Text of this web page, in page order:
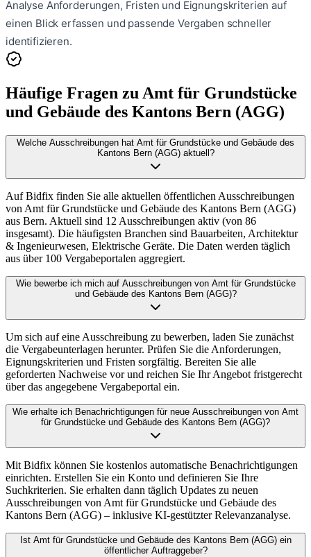
Analyse Anforderungen, Fristen und Eignungskriterien auf
einen Blick erfassen und passende Vergaben schneller
identifizieren.
Häufige Fragen zuAmt für Grundstücke
und Gebäude des Kantons Bern (AGG)
Welche Ausschreibungen hat Amt für Grundstücke und Gebäude des
Kantons Bern (AGG) aktuell?
Auf Bidfix finden Sie alle aktuellen öffentlichen Ausschreibungen
von Amt für Grundstücke und Gebäude des Kantons Bern (AGG)
aus Bern. Aktuell sind 12 Ausschreibungen aktiv (von 86
insgesamt). Die häufigsten Branchen sind Bauarbeiten, Architektur
& Ingenieurwesen, Elektrische Geräte. Die Daten werden täglich
aus über 100 Vergabeportalen aggregiert.
Wie bewerbe ich mich auf Ausschreibungen von Amt für Grundstücke
und Gebäude des Kantons Bern (AGG)?
Um sich auf eine Ausschreibung zu bewerben, laden Sie zunächst
die Vergabeunterlagen herunter. Prüfen Sie die Anforderungen,
Eignungskriterien und Fristen sorgfältig. Bereiten Sie alle
geforderten Nachweise vor und reichen Sie Ihr Angebot fristgerecht
über das angegebene Vergabeportal ein.
Wie erhalte ich Benachrichtigungen für neue Ausschreibungen von Amt
für Grundstücke und Gebäude des Kantons Bern (AGG)?
Mit Bidfix können Sie kostenlos automatische Benachrichtigungen
einrichten. Erstellen Sie ein Konto und definieren Sie Ihre
Suchkriterien. Sie erhalten dann täglich Updates zu neuen
Ausschreibungen von Amt für Grundstücke und Gebäude des
Kantons Bern (AGG) – inklusive KI-gestützter Relevanzanalyse.
Ist Amt für Grundstücke und Gebäude des Kantons Bern (AGG) ein
öffentlicher Auftraggeber?